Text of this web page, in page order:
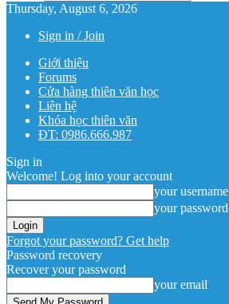
Thursday, August 6, 2026
Sign in / Join
Giới thiệu
Forums
Cửa hàng thiên văn học
Liên hệ
Khóa học thiên văn
ĐT: 0986.666.987
Sign in
Welcome! Log into your account
your username
your password
Forgot your password? Get help
Password recovery
Recover your password
your email